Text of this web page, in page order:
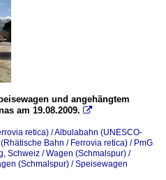
und angehängtem
am 19.08.2009. 
retica) / Albulabahn (UNESCO-
Bahn / Ferrovia retica) / PmG
, Schweiz / Wagen (Schmalspur) /
(Schmalspur) / Speisewagen